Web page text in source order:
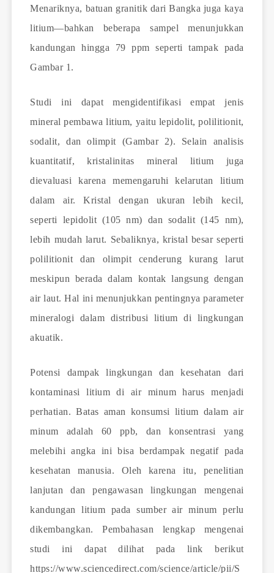
Menariknya, batuan granitik dari Bangka juga kaya
litium—bahkan beberapa sampel menunjukkan
kandungan hingga 79 ppm seperti tampak pada
Gambar 1.
Studi ini dapat mengidentifikasi empat jenis
mineral pembawa litium, yaitu lepidolit, polilitionit,
sodalit, dan olimpit (Gambar 2). Selain analisis
kuantitatif, kristalinitas mineral litium juga
dievaluasi karena memengaruhi kelarutan litium
dalam air. Kristal dengan ukuran lebih kecil,
seperti lepidolit (105 nm) dan sodalit (145 nm),
lebih mudah larut. Sebaliknya, kristal besar seperti
polilitionit dan olimpit cenderung kurang larut
meskipun berada dalam kontak langsung dengan
air laut. Hal ini menunjukkan pentingnya parameter
mineralogi dalam distribusi litium di lingkungan
akuatik.
Potensi dampak lingkungan dan kesehatan dari
kontaminasi litium di air minum harus menjadi
perhatian. Batas aman konsumsi litium dalam air
minum adalah 60 ppb, dan konsentrasi yang
melebihi angka ini bisa berdampak negatif pada
kesehatan manusia. Oleh karena itu, penelitian
lanjutan dan pengawasan lingkungan mengenai
kandungan litium pada sumber air minum perlu
dikembangkan. Pembahasan lengkap mengenai
studi ini dapat dilihat pada link berikut
https://www.sciencedirect.com/science/article/pii/S